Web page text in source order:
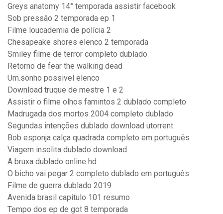
Greys anatomy 14° temporada assistir facebook
Sob pressão 2 temporada ep 1
Filme loucademia de polícia 2
Chesapeake shores elenco 2 temporada
Smiley filme de terror completo dublado
Retorno de fear the walking dead
Um.sonho possivel elenco
Download truque de mestre 1 e 2
Assistir o filme olhos famintos 2 dublado completo
Madrugada dos mortos 2004 completo dublado
Segundas intenções dublado download utorrent
Bob esponja calça quadrada completo em português
Viagem insolita dublado download
A bruxa dublado online hd
O bicho vai pegar 2 completo dublado em português
Filme de guerra dublado 2019
Avenida brasil capitulo 101 resumo
Tempo dos ep de got 8 temporada